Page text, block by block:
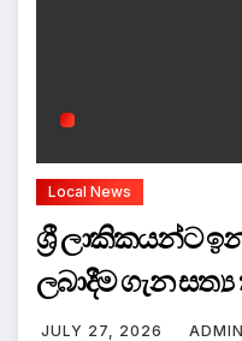
Local News
ශ්‍රී ලාකිකයන්ට
ලබාදීම ගැන
JULY 27, 2026 ADMIN